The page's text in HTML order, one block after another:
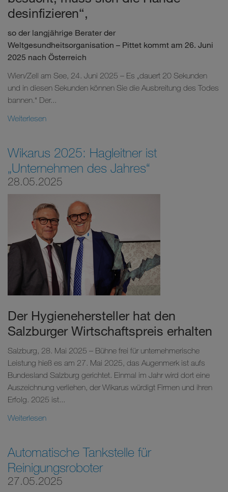
desinfizieren“,
so der langjährige Berater der
Weltgesundheitsorganisation – Pittet kommt am 26. Juni
2025 nach Österreich
Wien/Zell am See, 24. Juni 2025 – Es „dauert 20 Sekunden
und in diesen Sekunden können Sie die Ausbreitung des Todes
bannen.“ Der...
Weiterlesen
Wikarus 2025: Hagleitner ist
„Unternehmen des Jahres“
28.05.2025
Der Hygienehersteller hat den
Salzburger Wirtschaftspreis erhalten
Salzburg, 28. Mai 2025 – Bühne frei für unternehmerische
Leistung hieß es am 27. Mai 2025, das Augenmerk ist aufs
Bundesland Salzburg gerichtet. Einmal im Jahr wird dort eine
Auszeichnung verliehen, der Wikarus würdigt Firmen und ihren
Erfolg. 2025 ist...
Weiterlesen
Automatische Tankstelle für
Reinigungsroboter
27.05.2025